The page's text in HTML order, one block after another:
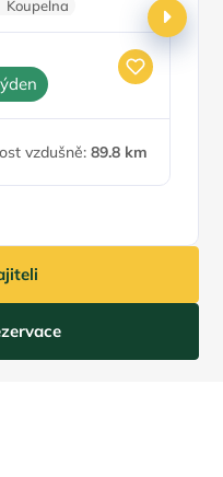
Koupelna
hry
vzdušně: 89.8 km